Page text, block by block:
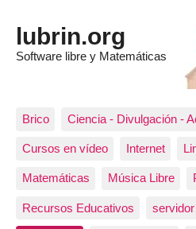
lubrin.org
Software libre y Matemáticas
Brico Ciencia - Divulgación -
Cursos en vídeo Internet
Matemáticas Música Libre
Recursos Educativos